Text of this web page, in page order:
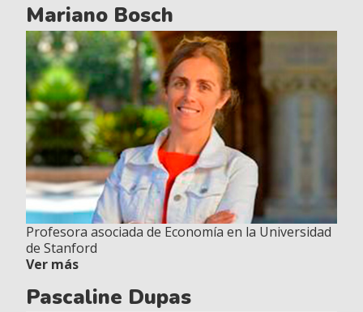
Mariano Bosch
Profesora asociada de Economía en la Universidad
de Stanford
Ver más
Pascaline Dupas